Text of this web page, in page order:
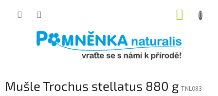
Mušle Trochus stellatus 880 g TNL083